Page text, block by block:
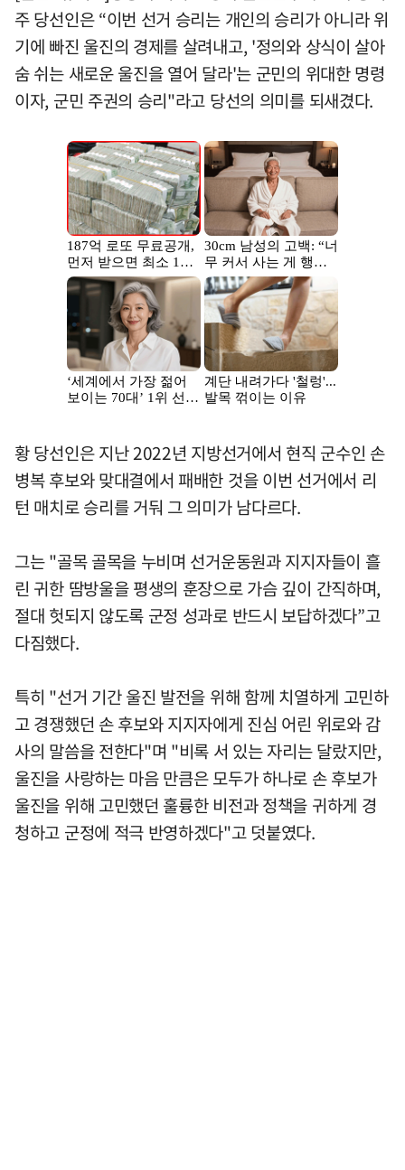
주 당선인은 “이번 선거 승리는 개인의 승리가 아니라 위
기에 빠진 울진의 경제를 살려내고, '정의와 상식이 살아
숨 쉬는 새로운 울진을 열어 달라'는 군민의 위대한 명령
이자, 군민 주권의 승리"라고 당선의 의미를 되새겼다.
황 당선인은 지난 2022년 지방선거에서 현직 군수인 손
병복 후보와 맞대결에서 패배한 것을 이번 선거에서 리
턴 매치로 승리를 거둬 그 의미가 남다르다.
그는 "골목 골목을 누비며 선거운동원과 지지자들이 흘
린 귀한 땀방울을 평생의 훈장으로 가슴 깊이 간직하며,
절대 헛되지 않도록 군정 성과로 반드시 보답하겠다”고
다짐했다.
특히 "선거 기간 울진 발전을 위해 함께 치열하게 고민하
고 경쟁했던 손 후보와 지지자에게 진심 어린 위로와 감
사의 말씀을 전한다"며 "비록 서 있는 자리는 달랐지만,
울진을 사랑하는 마음 만큼은 모두가 하나로 손 후보가
울진을 위해 고민했던 훌륭한 비전과 정책을 귀하게 경
청하고 군정에 적극 반영하겠다"고 덧붙였다.